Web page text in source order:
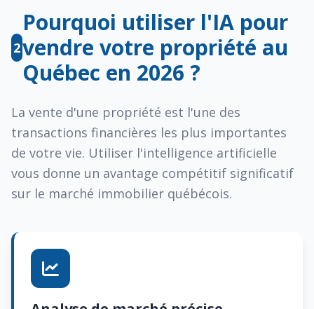
2
Pourquoi utiliser l'IA pour
vendre votre propriété au
Québec en 2026 ?
La vente d'une propriété est l'une des
transactions financières les plus importantes
de votre vie. Utiliser l'intelligence artificielle
vous donne un avantage compétitif significatif
sur le marché immobilier québécois.